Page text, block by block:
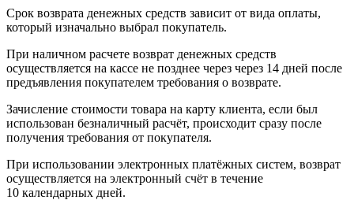
Срок возврата денежных средств зависит от вида оплаты,
который изначально выбрал покупатель.
При наличном расчете возврат денежных средств
осуществляется на кассе не позднее через через 14 дней после
предъявления покупателем требования о возврате.
Зачисление стоимости товара на карту клиента, если был
использован безналичный расчёт, происходит сразу после
получения требования от покупателя.
При использовании электронных платёжных систем, возврат
осуществляется на электронный счёт в течение
10 календарных дней.